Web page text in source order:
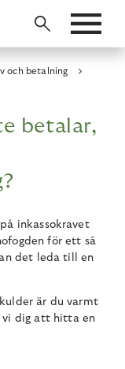
och betalning
betalar,
inkassokravet
för ett så
det leda till en
är du varmt
vi dig att hitta en